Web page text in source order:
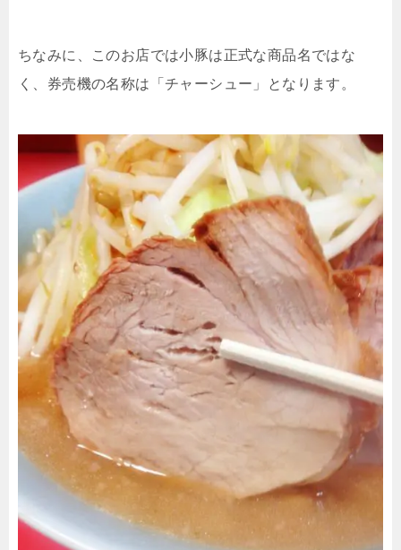
ちなみに、このお店では小豚は正式な商品名ではな
く、券売機の名称は「チャーシュー」となります。